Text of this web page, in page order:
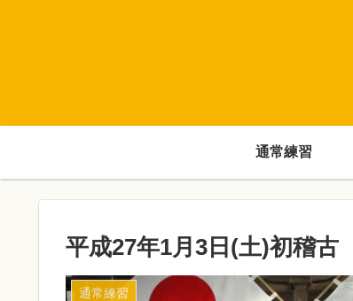
通常練習
平成27年1月3日(土)初稽古
通常練習